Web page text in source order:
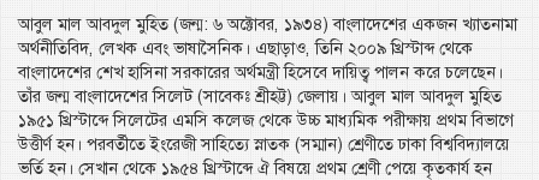
আবুল মাল আবদুল মুহিত (জন্ম: ৬ অক্টোবর, ১৯৩৪) বাংলাদেশের একজন খ্যাতনামা
অর্থনীতিবিদ, লেখক এবং ভাষাসৈনিক। এছাড়াও, তিনি ২০০৯ খ্রিস্টাব্দ থেকে
বাংলাদেশের শেখ হাসিনা সরকারের অর্থমন্ত্রী হিসেবে দায়িত্ব পালন করে চলেছেন।
তাঁর জন্ম বাংলাদেশের সিলেট (সাবেকঃ শ্রীহট্ট) জেলায়। আবুল মাল আবদুল মুহিত
১৯৫১ খ্রিস্টাব্দে সিলেটের এমসি কলেজ থেকে উচ্চ মাধ্যমিক পরীক্ষায় প্রথম বিভাগে
উত্তীর্ণ হন। পরবর্তীতে ইংরেজী সাহিত্যে স্নাতক (সম্মান) শ্রেণীতে ঢাকা বিশ্ববিদ্যালয়ে
ভর্তি হন। সেখান থেকে ১৯৫৪ খ্রিস্টাব্দে ঐ বিষয়ে প্রথম শ্রেণী পেয়ে কৃতকার্য হন